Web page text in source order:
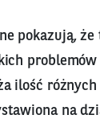
pokazują,
ilość
na